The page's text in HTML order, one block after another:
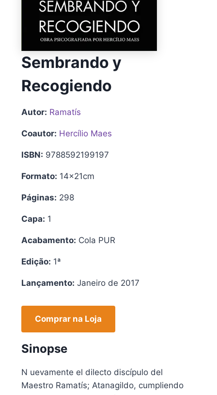
Sembrando y
Recogiendo
Autor: Ramatís
Coautor: Hercílio Maes
ISBN: 9788592199197
Formato: 14x21cm
Páginas: 298
Capa: 1
Acabamento: Cola PUR
Edição: 1ª
Lançamento: Janeiro de 2017
Comprar na Loja
Sinopse
N uevamente el dilecto discípulo del
Maestro Ramatís; Atanagildo, cumpliendo